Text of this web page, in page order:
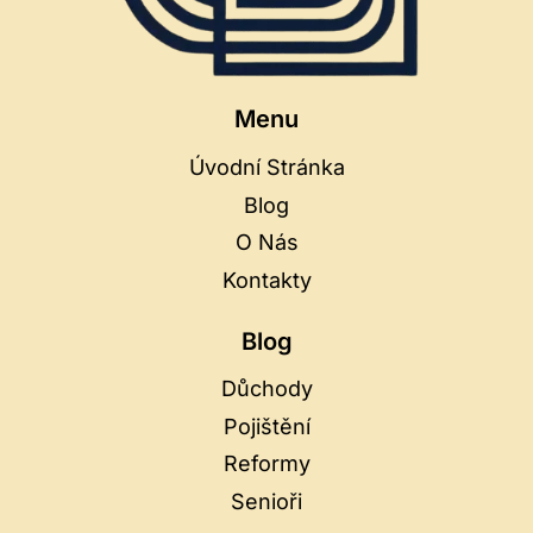
Menu
Úvodní Stránka
Blog
O Nás
Kontakty
Blog
Důchody
Pojištění
Reformy
Senioři